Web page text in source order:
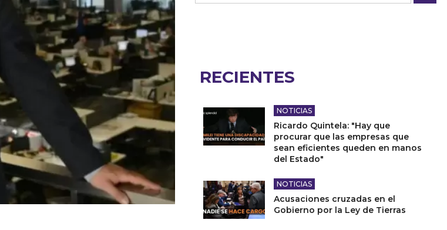
RECIENTES
NOTICIAS
Ricardo Quintela: "Hay que
procurar que las empresas que
sean eficientes queden en manos
del Estado"
NOTICIAS
Acusaciones cruzadas en el
Gobierno por la Ley de Tierras